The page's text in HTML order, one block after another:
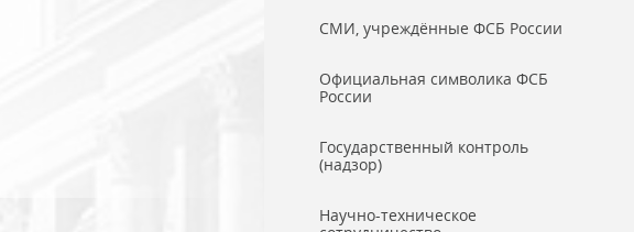
СМИ, учреждённые ФСБ России
Официальная символика ФСБ
России
Государственный контроль
(надзор)
Научно-техническое